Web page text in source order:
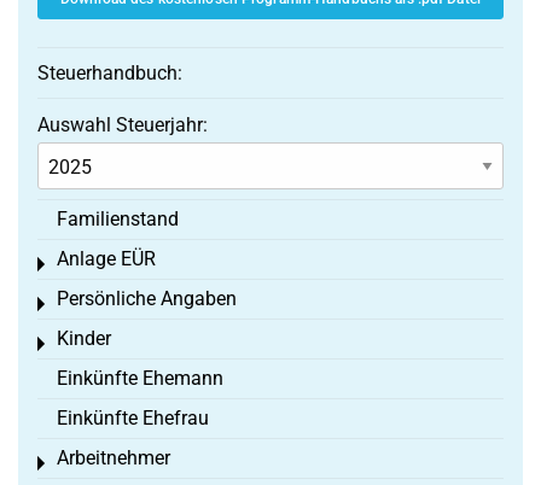
Steuerhandbuch:
Auswahl Steuerjahr:
Familienstand
Anlage EÜR
Toggle menu
Persönliche Angaben
Toggle menu
Kinder
Toggle menu
Einkünfte Ehemann
Einkünfte Ehefrau
Arbeitnehmer
Toggle menu